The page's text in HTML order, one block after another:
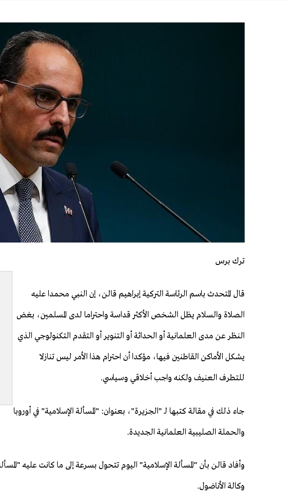
ترك برس
قال المتحدث باسم الرئاسة التركية إبراهيم قالن، إن النبي محمدا عليه
الصلاة والسلام يظل الشخص الأكثر قداسة واحتراما لدى المسلمين، بغض
النظر عن مدى العلمانية أو الحداثة أو التنوير أو التقدم التكنولوجي الذي
يشكل الأماكن القاطنين فيها، مؤكدا أن احترام هذا الأمر ليس تنازلا
للتطرف العنيف ولكنه واجب أخلاقي وسياسي.
جاء ذلك في مقالة كتبها لـ "الجزيرة"، بعنوان: "المسألة الإسلامية" في أوروبا
والحملة الصليبية العلمانية الجديدة.
وأفاد قالن بأن "المسألة الإسلامية" اليوم تتحول بسرعة إلى ما كانت عليه
وكالة الأناضول.